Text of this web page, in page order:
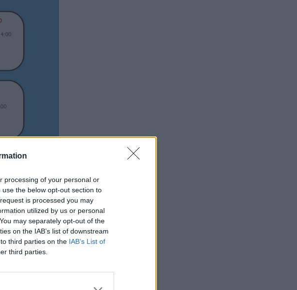
processing of your personal or
the below opt-out section to
is processed you may
utilized by us or personal
may separately opt-out of the
on the IAB’s list of downstream
third parties on the IAB’s List of
third parties.